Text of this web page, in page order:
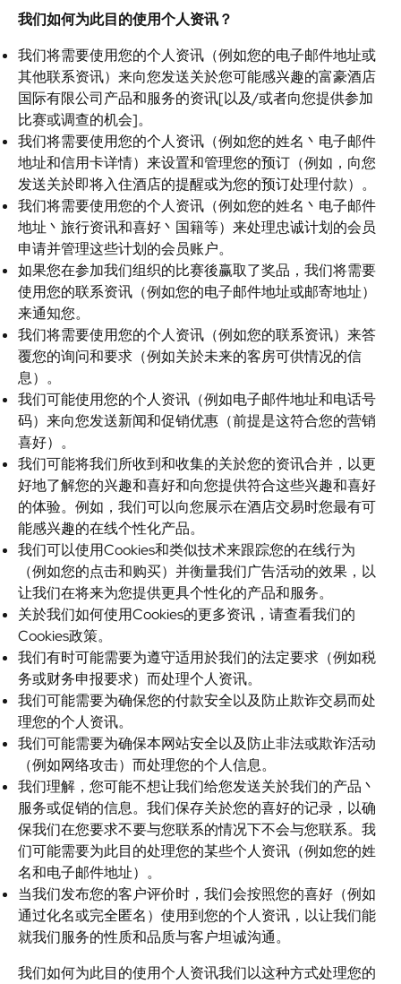
我们如何为此目的使用个人资讯？
我们将需要使用您的个人资讯（例如您的电子邮件地址或
其他联系资讯）来向您发送关於您可能感兴趣的富豪酒店
国际有限公司产品和服务的资讯[以及/或者向您提供参加
比赛或调查的机会]。
我们将需要使用您的个人资讯（例如您的姓名丶电子邮件
地址和信用卡详情）来设置和管理您的预订（例如，向您
发送关於即将入住酒店的提醒或为您的预订处理付款）。
我们将需要使用您的个人资讯（例如您的姓名丶电子邮件
地址丶旅行资讯和喜好丶国籍等）来处理忠诚计划的会员
申请并管理这些计划的会员账户。
如果您在参加我们组织的比赛後赢取了奖品，我们将需要
使用您的联系资讯（例如您的电子邮件地址或邮寄地址）
来通知您。
我们将需要使用您的个人资讯（例如您的联系资讯）来答
覆您的询问和要求（例如关於未来的客房可供情况的信
息）。
我们可能使用您的个人资讯（例如电子邮件地址和电话号
码）来向您发送新闻和促销优惠（前提是这符合您的营销
喜好）。
我们可能将我们所收到和收集的关於您的资讯合并，以更
好地了解您的兴趣和喜好和向您提供符合这些兴趣和喜好
的体验。例如，我们可以向您展示在酒店交易时您最有可
能感兴趣的在线个性化产品。
我们可以使用Cookies和类似技术来跟踪您的在线行为
（例如您的点击和购买）并衡量我们广告活动的效果，以
让我们在将来为您提供更具个性化的产品和服务。
关於我们如何使用Cookies的更多资讯，请查看我们的
Cookies政策。
我们有时可能需要为遵守适用於我们的法定要求（例如税
务或财务申报要求）而处理个人资讯。
我们可能需要为确保您的付款安全以及防止欺诈交易而处
理您的个人资讯。
我们可能需要为确保本网站安全以及防止非法或欺诈活动
（例如网络攻击）而处理您的个人信息。
我们理解，您可能不想让我们给您发送关於我们的产品丶
服务或促销的信息。我们保存关於您的喜好的记录，以确
保我们在您要求不要与您联系的情况下不会与您联系。我
们可能需要为此目的处理您的某些个人资讯（例如您的姓
名和电子邮件地址）。
当我们发布您的客户评价时，我们会按照您的喜好（例如
通过化名或完全匿名）使用到您的个人资讯，以让我们能
就我们服务的性质和品质与客户坦诚沟通。
我们如何为此目的使用个人资讯我们以这种方式处理您的